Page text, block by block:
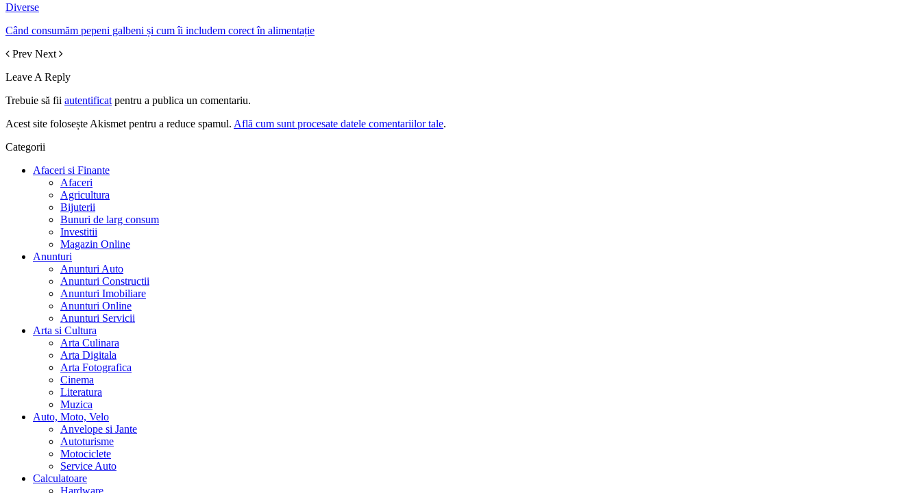
Diverse
Când consumăm pepeni galbeni și cum îi includem corect în alimentație
Prev Next
Leave A Reply
Trebuie să fii autentificat pentru a publica un comentariu.
Acest site folosește Akismet pentru a reduce spamul. Află cum sunt procesate datele comentariilor tale.
Categorii
Afaceri si Finante
Afaceri
Agricultura
Bijuterii
Bunuri de larg consum
Investitii
Magazin Online
Anunturi
Anunturi Auto
Anunturi Constructii
Anunturi Imobiliare
Anunturi Online
Anunturi Servicii
Arta si Cultura
Arta Culinara
Arta Digitala
Arta Fotografica
Cinema
Literatura
Muzica
Auto, Moto, Velo
Anvelope si Jante
Autoturisme
Motociclete
Service Auto
Calculatoare
Hardware